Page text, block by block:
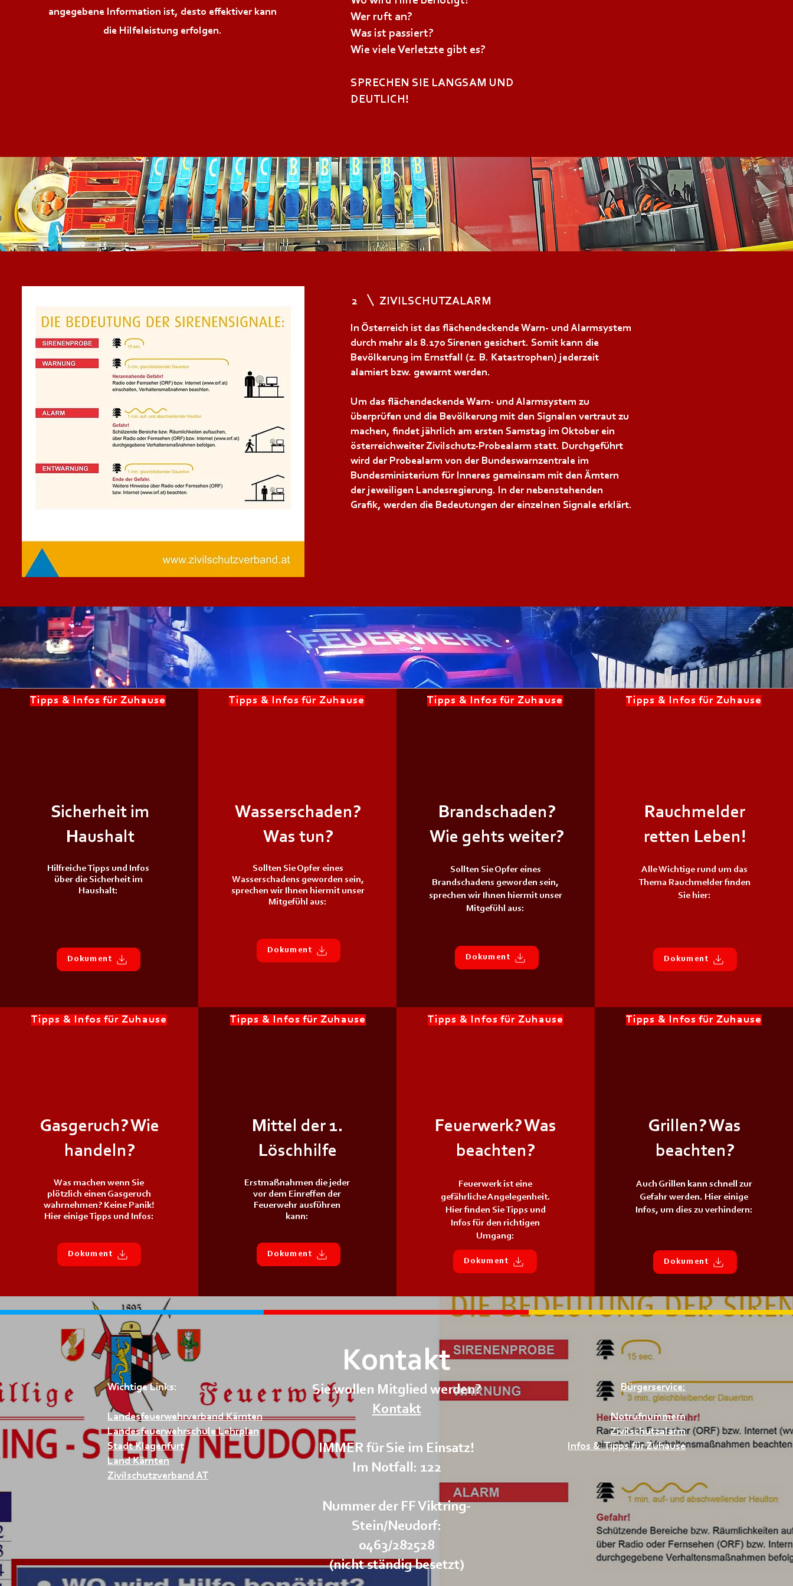
angegebene Information ist, desto effektiver kann
die Hilfeleistung erfolgen.
Wer ruft an?
Was ist passiert?
Wie viele Verletzte gibt es?
SPRECHEN SIE LANGSAM UND
DEUTLICH!
2 ZIVILSCHUTZALARM
In Österreich ist das flächendeckende Warn- und Alarmsystem
durch mehr als 8.170 Sirenen gesichert. Somit kann die
Bevölkerung im Ernstfall (z. B. Katastrophen) jederzeit
alamiert bzw. gewarnt werden.
Um das flächendeckende Warn- und Alarmsystem zu
überprüfen und die Bevölkerung mit den Signalen vertraut zu
machen, findet jährlich am ersten Samstag im Oktober ein
österreichweiter Zivilschutz-Probealarm statt. Durchgeführt
wird der Probealarm von der Bundeswarnzentrale im
Bundesministerium für Inneres gemeinsam mit den Ämtern
der jeweiligen Landesregierung. In der nebenstehenden
Grafik, werden die Bedeutungen der einzelnen Signale erklärt.
Tipps & Infos für Zuhause
Sicherheit im
Haushalt
Hilfreiche Tipps und Infos
über die Sicherheit im
Haushalt:
Dokument
Tipps & Infos für Zuhause
Wasserschaden?
Was tun?
Sollten Sie Opfer eines
Wasserschadens geworden sein,
sprechen wir Ihnen hiermit unser
Mitgefühl aus:
Dokument
Tipps & Infos für Zuhause
Brandschaden?
Wie gehts weiter?
Sollten Sie Opfer eines
Brandschadens geworden sein,
sprechen wir Ihnen hiermit unser
Mitgefühl aus:
Dokument
Tipps & Infos für Zuhause
Rauchmelder
retten Leben!
Alle Wichtige rund um das
Thema Rauchmelder finden
Sie hier:
Dokument
Tipps & Infos für Zuhause
Gasgeruch? Wie
handeln?
Was machen wenn Sie
plötzlich einen Gasgeruch
wahrnehmen? Keine Panik!
Hier einige Tipps und Infos:
Dokument
Tipps & Infos für Zuhause
Mittel der 1.
Löschhilfe
Erstmaßnahmen die jeder
vor dem Einreffen der
Feuerwehr ausführen
kann:
Dokument
Tipps & Infos für Zuhause
Feuerwerk? Was
beachten?
Feuerwerk ist eine
gefährliche Angelegenheit.
Hier finden Sie Tipps und
Infos für den richtigen
Umgang:
Dokument
Tipps & Infos für Zuhause
Grillen? Was
beachten?
Auch Grillen kann schnell zur
Gefahr werden. Hier einige
Infos, um dies zu verhindern:
Dokument
Kontakt
Wichtige Links:
Landesfeuerwehrverband Kärnten
Landesfeuerwehrschule Lehrplan
Stadt Klagenfurt
Land Kärnten
Zivilschutzverband AT
Sie wollen Mitglied werden?
Kontakt
IMMER für Sie im Einsatz!
Im Notfall: 122
Nummer der FF Viktring-
Stein/Neudorf:
0463/282528
(nicht ständig besetzt)
Bürgerservice:
Notrufnummern
Zivilschutzalarm
Infos & Tipps für Zuhause